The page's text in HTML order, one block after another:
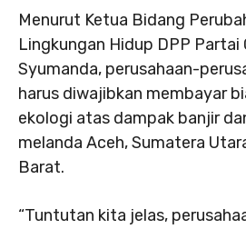
Menurut Ketua Bidang
Lingkungan Hidup DPP Partai
Syumanda, perusahaan-
harus diwajibkan membayar
ekologi atas dampak banjir
melanda Aceh, Sumatera
Barat.
“Tuntutan kita jelas,